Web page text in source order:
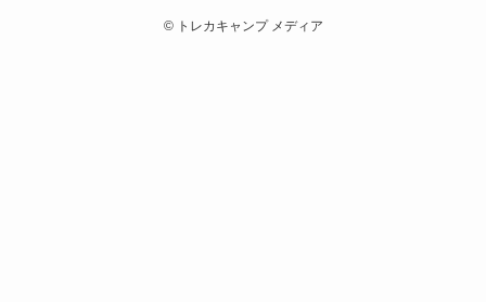
©トレカキャンプ メディア